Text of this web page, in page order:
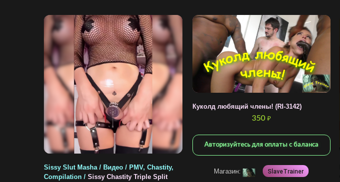
Sissy Slut Masha / Видео / PMV, Chastity,
Compilation / Sissy Chastity Triple Split
Куколд любящий члены! (RI-3142)
350 ₽
Авторизуйтесь для оплаты с баланса
Магазин: SlaveTrainer